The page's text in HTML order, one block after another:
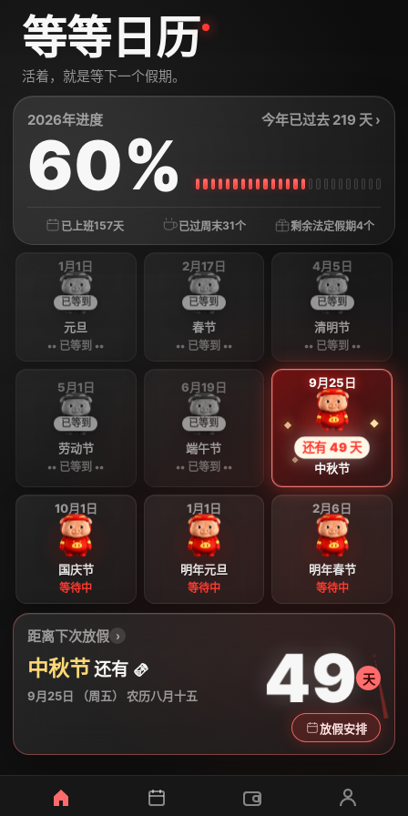
等等日历
活着，就是等下一个假期。
2026年进度 今年已过去 219 天 ›
60%
已上班157天 已过周末31个 剩余法定假期4个
1月1日
已等到
元旦
•• 已等到 ••
2月17日
已等到
春节
•• 已等到 ••
4月5日
已等到
清明节
•• 已等到 ••
5月1日
已等到
劳动节
•• 已等到 ••
6月19日
已等到
端午节
•• 已等到 ••
9月25日
还有 49 天
中秋节
10月1日
国庆节
等待中
1月1日
明年元旦
等待中
2月6日
明年春节
等待中
距离下次放假 ›
中秋节还有 🫔
9月25日 （周五） 农历八月十五 49 天
放假安排
2026 节假日倒计时与猪猪日历